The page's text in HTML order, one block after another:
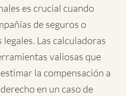
es crucial cuando
de seguros o
Las calculadoras
valiosas que
la compensación a
en un caso de